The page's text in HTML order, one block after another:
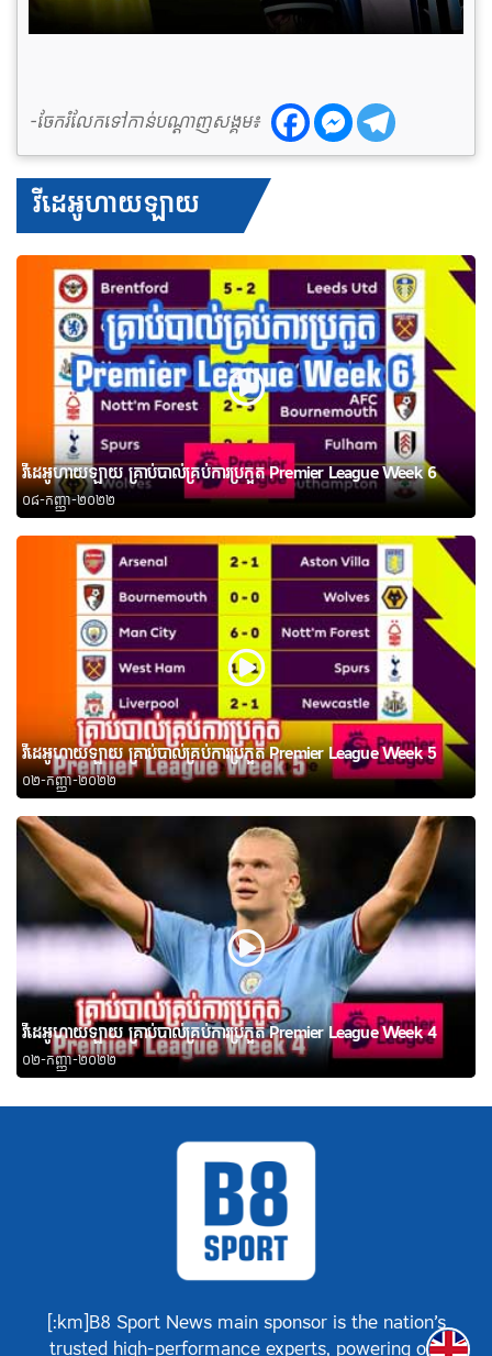
-ចែករំលែកទៅកាន់បណ្តាញសង្គម៖
វីដេអូហាយឡាយ
វីដេអូហាយឡាយ គ្រាប់បាល់គ្រប់ការប្រកួត Premier League Week 6
០៨-កញ្ញា-២០២២
វីដេអូហាយឡាយ គ្រាប់បាល់គ្រប់ការប្រកួត Premier League Week 5
០២-កញ្ញា-២០២២
វីដេអូហាយឡាយ គ្រាប់បាល់គ្រប់ការប្រកួត Premier League Week 4
០២-កញ្ញា-២០២២
[:km]B8 Sport News main sponsor is the nation’s
trusted high-performance experts, powering our